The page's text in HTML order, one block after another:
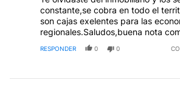
constante,se cobra en todo el
son cajas exelentes para las
regionales.Saludos,buena nota
RESPONDER 0 0